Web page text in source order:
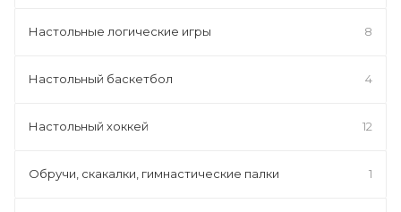
Настольные логические игры 8
Настольный баскетбол 4
Настольный хоккей 12
Обручи, скакалки, гимнастические палки 1